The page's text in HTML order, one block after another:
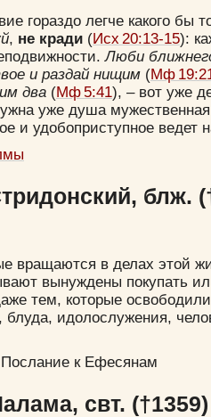
гораздо легче какого
, не кради (Исх 20:13-15):
Люби
и раздай нищим (Мф
два (Мф 5:41), – вот уже
уже душа
и удобоприступное ведет
блж.
вращаются в делах этой
вынуждены покупать
тем, которые
идолослужения,
к Ефесянам
свт. (†1359)